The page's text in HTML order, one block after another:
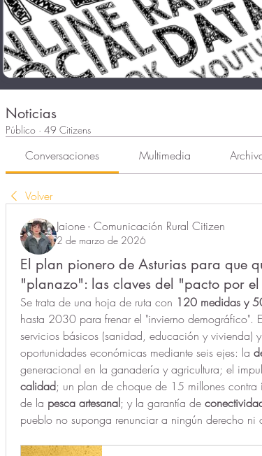
Noticias
Público · 49 Citizens
Conversaciones Multimedia
Volver
Jaione - Comunicación Rural Citizen
2 de marzo de 2026
El plan pionero de Asturias para que
"planazo": las claves del "pacto por
Se trata de una hoja de ruta con 120 medidas y
hasta 2030 para frenar el "invierno demográfico".
servicios básicos (sanidad, educación y vivienda)
oportunidades económicas mediante seis ejes: la
generacional en la ganadería y agricultura; el
calidad; un plan de choque de 15 millones contra
de la pesca artesanal; y la garantía de
pueblo no suponga renunciar a ningún derecho ni